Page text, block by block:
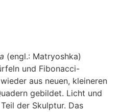
(engl.: Matryoshka)
und Fibonacci-
aus neuen, kleineren
gebildet. Licht und
der Skulptur. Das